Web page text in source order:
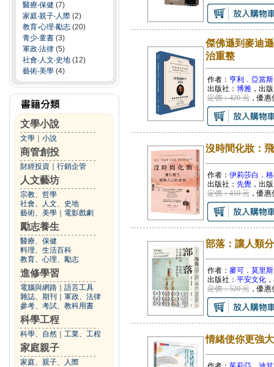
醫療‧保健 (7)
家庭‧親子‧人際 (2)
教育‧心理‧勵志 (20)
青少‧童書 (3)
軍政‧法律 (5)
社會‧人文‧史地 (12)
藝術‧美學 (4)
文學小說
文學 小說
商管創投
財經投資 行銷企管
人文藝坊
宗教、哲學
社會、人文、史地
藝術、美學
電影戲劇
勵志養生
醫療、保健
料理、生活百科
教育、心理、勵志
進修學習
電腦與網路
語言工具
雜誌、期刊
軍政、法律
參考、考試、教科用書
科學工程
科學、自然 工業、工程
家庭親子
家庭、親子、人際
傑佛遜到麥迪
治重整
作者： 亨利．亞當斯
出版社： 博雅，出
定價：420 元，優惠
沒時間化妝：
作者： 伊莉莎白．
出版社： 先覺，出
定價：410 元，優惠
部落：讓人類
作者： 麥可．莫里斯
出版社： 平安文化
定價：520 元，優惠
情緒使你更強